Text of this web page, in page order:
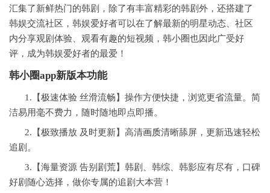
汇集了新鲜热门的韩剧，除了有丰富精彩的韩剧外，还搭建了
韩娱交流社区，韩娱爱好者可以在了解最新的明星动态、社区
内分享观剧体验、观看有趣的短视频，韩小圈也因此广受好
评，成为韩娱爱好者的最爱！
韩小圈app新版本功能
1.【极速体验 丝滑流畅】操作方便快捷，浏览更省流量。简
洁易用毫不费力，随时随地即点即播。
2.【极致播放 及时更新】高清画质清晰舔屏，更新迅速轻松
追剧。
3.【海量资源 告别剧荒】韩剧、韩综、韩影应有尽有，口碑
好剧随心选择，做你专属的追剧大本营！